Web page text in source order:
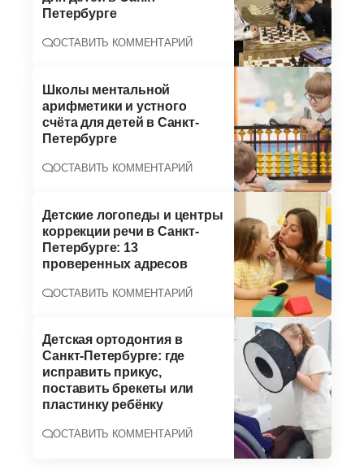
Петербурге
ОСТАВИТЬ КОММЕНТАРИЙ
Школы ментальной
арифметики и устного
счёта для детей в Санкт-
Петербурге
ОСТАВИТЬ КОММЕНТАРИЙ
Детские логопеды и центры
коррекции речи в Санкт-
Петербурге: 13
проверенных адресов
ОСТАВИТЬ КОММЕНТАРИЙ
Детская ортодонтия в
Санкт-Петербурге: где
исправить прикус,
поставить брекеты или
пластинку ребёнку
ОСТАВИТЬ КОММЕНТАРИЙ